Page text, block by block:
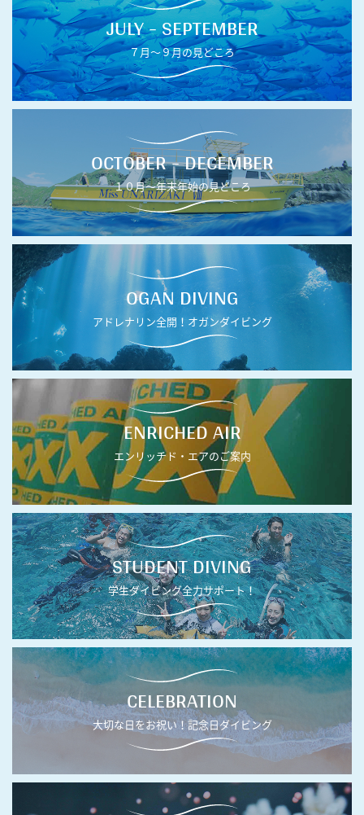
JULY - SEPTEMBER
７月〜９月の見どころ
OCTOBER - DECEMBER
１０月〜年末年始の見どころ
OGAN DIVING
アドレナリン全開！オガンダイビング
ENRICHED AIR
エンリッチド・エアのご案内
STUDENT DIVING
学生ダイビング全力サポート！
CELEBRATION
大切な日をお祝い！記念日ダイビング